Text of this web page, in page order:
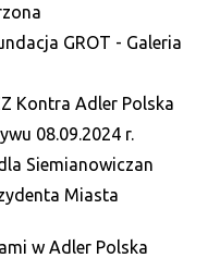
GROT - Galeria
Kontra Adler Polska
08.09.2024 r.
Siemianowiczan
Miasta
w Adler Polska